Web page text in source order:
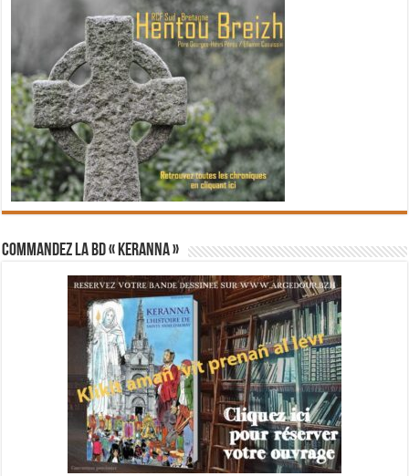
Commandez la BD « Keranna »